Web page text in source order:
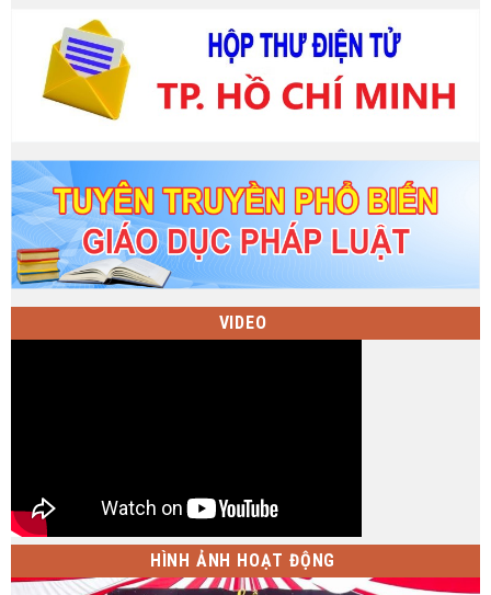
VIDEO
HÌNH ẢNH HOẠT ĐỘNG